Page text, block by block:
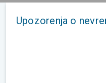
Upozorenja o